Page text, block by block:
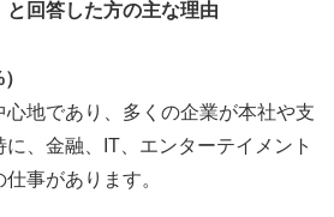
と回答した方の主な理由
地であり、多くの企業が本社や支
、金融、IT、エンターテイメント
事があります。